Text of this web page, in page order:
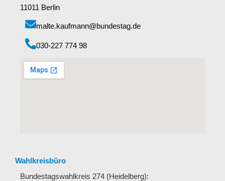
11011 Berlin
malte.kaufmann@bundestag.de
‭030-227 774 98‬
Wahlkreisbüro
Bundestagswahlkreis 274 (Heidelberg):